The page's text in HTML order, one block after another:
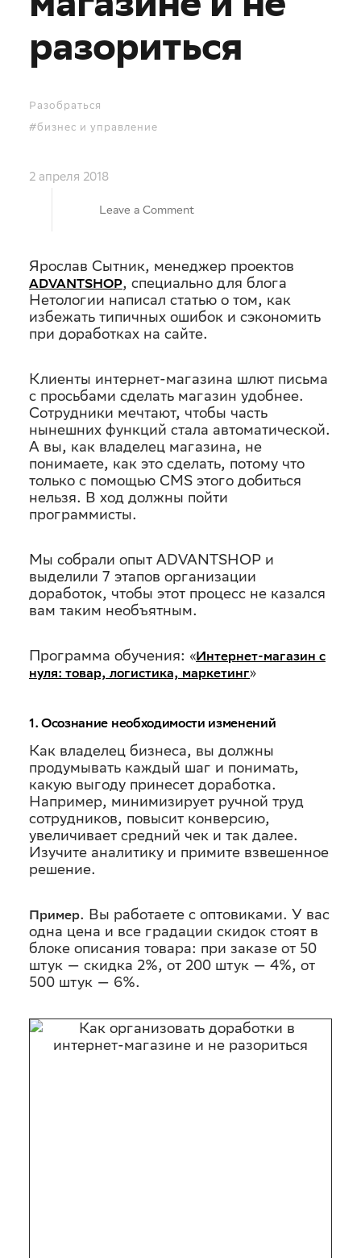
разориться
Разобраться
#бизнес и управление
2 апреля 2018
Leave a Commenton
организовать
доработки
в
интернет-
магазине
не
разориться
Ярослав Сытник, менеджер проектов
ADVANTSHOP, специально для блога
Нетологии написал статью о том, как
избежать типичных ошибок и сэкономить
при доработках на сайте.
Клиенты интернет-магазина шлют письма
с просьбами сделать магазин удобнее.
Сотрудники мечтают, чтобы часть
нынешних функций стала автоматической.
А вы, как владелец магазина, не
понимаете, как это сделать, потому что
только с помощью CMS этого добиться
нельзя. В ход должны пойти
программисты.
Мы собрали опыт ADVANTSHOP и
выделили 7 этапов организации
доработок, чтобы этот процесс не казался
вам таким необъятным.
Программа обучения: «Интернет-магазин с
нуля: товар, логистика, маркетинг»
1. Осознание необходимости изменений
Как владелец бизнеса, вы должны
продумывать каждый шаг и понимать,
какую выгоду принесет доработка.
Например, минимизирует ручной труд
сотрудников, повысит конверсию,
увеличивает средний чек и так далее.
Изучите аналитику и примите взвешенное
решение.
Пример. Вы работаете с оптовиками. У вас
одна цена и все градации скидок стоят в
блоке описания товара: при заказе от 50
штук — скидка 2%, от 200 штук — 4%, от
500 штук — 6%.